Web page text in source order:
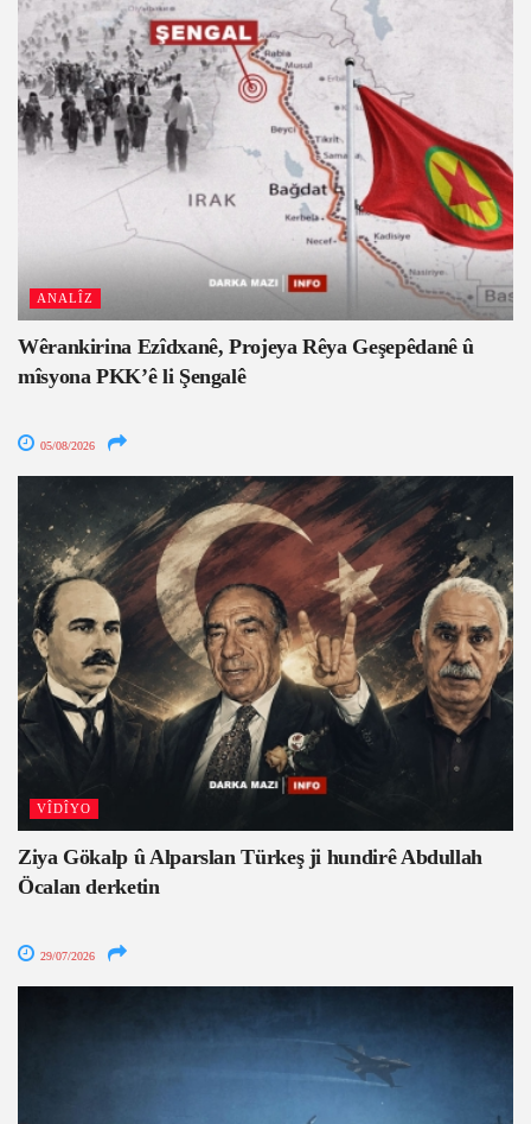
ANALÎZ
Wêrankirina Ezîdxanê, Projeya Rêya Geşepêdanê û
mîsyona PKK’ê li Şengalê
05/08/2026
VÎDÎYO
Ziya Gökalp û Alparslan Türkeş ji hundirê Abdullah
Öcalan derketin
29/07/2026